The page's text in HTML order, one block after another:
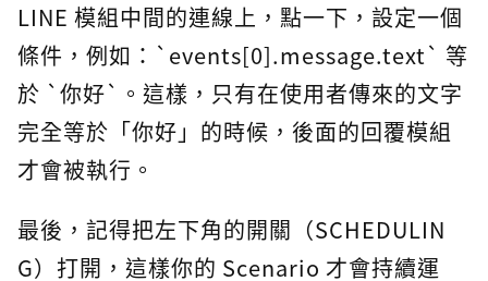
LINE 模組中間的連線上，點一下，設定一個
條件，例如：`events[0].message.text` 等
於 `你好`。這樣，只有在使用者傳來的文字
完全等於「你好」的時候，後面的回覆模組
才會被執行。
最後，記得把左下角的開關（SCHEDULIN
G）打開，這樣你的 Scenario 才會持續運